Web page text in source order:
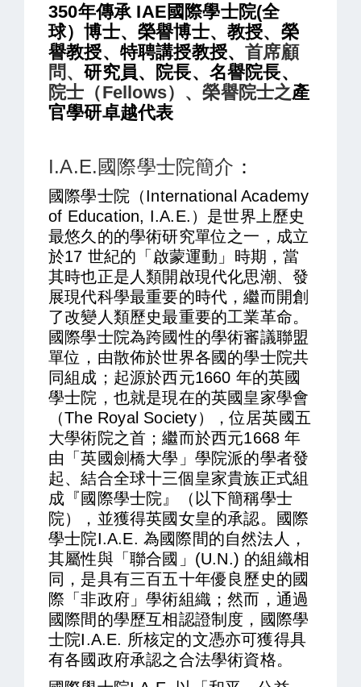
350年傳承 IAE國際學士院(全
球）博士、榮譽博士、教授、榮
譽教授、特聘講授教授、首席顧
問、研究員、院長、名譽院長、
院士（Fellows）、榮譽院士之產
官學研卓越代表
I.A.E.國際學士院簡介 ：
國際學士院（International Academy
of Education, I.A.E.）是世界上歷史
最悠久的的學術研究單位之一，成立
於17 世紀的「啟蒙運動」時期，當
其時也正是人類開啟現代化思潮、發
展現代科學最重要的時代，繼而開創
了改變人類歷史最重要的工業革命。
國際學士院為跨國性的學術審議聯盟
單位，由散佈於世界各國的學士院共
同組成；起源於西元1660 年的英國
學士院，也就是現在的英國皇家學會
（The Royal Society），位居英國五
大學術院之首；繼而於西元1668 年
由「英國劍橋大學」學院派的學者發
起、結合全球十三個皇家貴族正式組
成『國際學士院』（以下簡稱學士
院），並獲得英國女皇的承認。國際
學士院I.A.E. 為國際間的自然法人，
其屬性與「聯合國」(U.N.) 的組織相
同，是具有三百五十年優良歷史的國
際「非政府」學術組織；然而，通過
國際間的學歷互相認證制度，國際學
士院I.A.E. 所核定的文憑亦可獲得具
有各國政府承認之合法學術資格。